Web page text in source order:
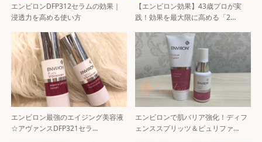
エンビロンDFP312セラムの効果｜
浸透力を高める使い方
【エンビロン効果】43歳プロが実
践！効果を最大限に高める「2…
エンビロン最強のエイジング美容液
☆アヴァンスDFP321セラ…
エンビロンで肌バリア強化！ディフ
ェンススプリッツ＆ピュリファ…